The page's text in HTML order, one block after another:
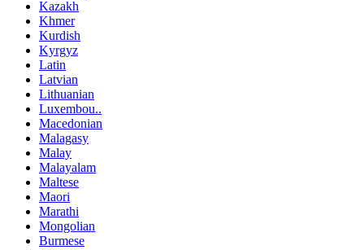
Kazakh
Khmer
Kurdish
Kyrgyz
Latin
Latvian
Lithuanian
Luxembou..
Macedonian
Malagasy
Malay
Malayalam
Maltese
Maori
Marathi
Mongolian
Burmese